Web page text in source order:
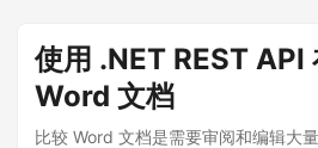
使用 .NET REST API
Word 文档
比较 Word 文档是需要审阅和编辑大